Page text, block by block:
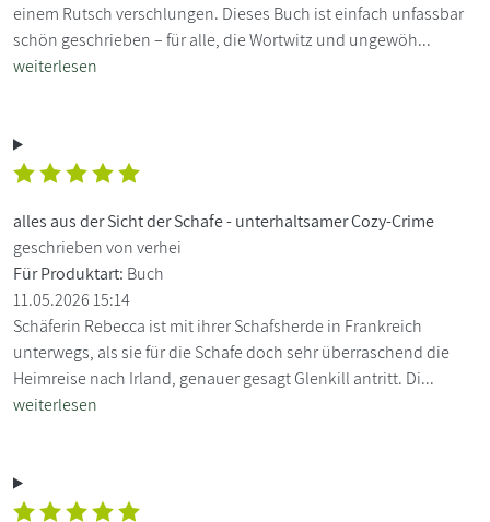
einem Rutsch verschlungen. Dieses Buch ist einfach unfassbar
schön geschrieben – für alle, die Wortwitz und ungewöh...
weiterlesen
alles aus der Sicht der Schafe - unterhaltsamer Cozy-Crime
geschrieben von verhei
Für Produktart: Buch
11.05.2026 15:14
Schäferin Rebecca ist mit ihrer Schafsherde in Frankreich
unterwegs, als sie für die Schafe doch sehr überraschend die
Heimreise nach Irland, genauer gesagt Glenkill antritt. Di...
weiterlesen